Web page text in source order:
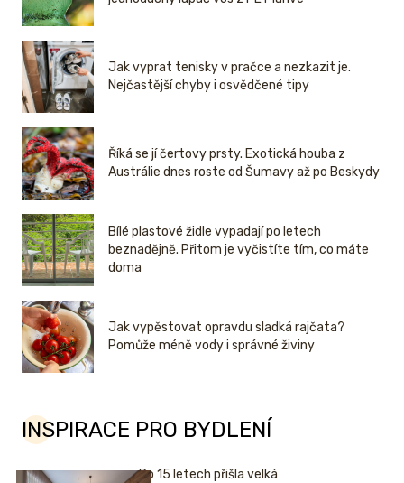
Jak vyprat tenisky v pračce a nezkazit je.
Nejčastější chyby i osvědčené tipy
Říká se jí čertovy prsty. Exotická houba z
Austrálie dnes roste od Šumavy až po Beskydy
Bílé plastové židle vypadají po letech
beznadějně. Přitom je vyčistíte tím, co máte
doma
Jak vypěstovat opravdu sladká rajčata?
Pomůže méně vody i správné živiny
INSPIRACE PRO BYDLENÍ
Po 15 letech přišla velká